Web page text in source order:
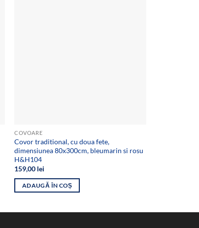
COVOARE
Covor traditional, cu doua fete,
dimensiunea 80x300cm, bleumarin si rosu
H&H104
159,00 lei
ADAUGĂ ÎN COȘ